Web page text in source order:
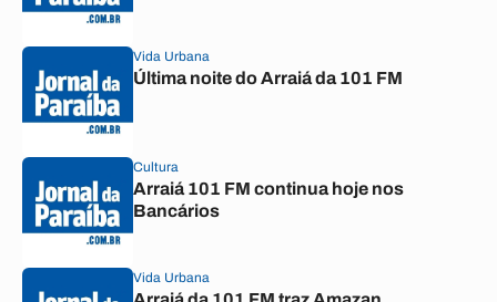
Vida Urbana
Última noite do Arraiá da 101 FM
Cultura
Arraiá 101 FM continua hoje nos
Bancários
Vida Urbana